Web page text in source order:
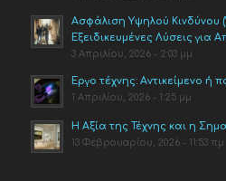
Ασφάλιση Υψηλού Κινδύνου
Εξειδικευμένες Λύσεις για
3 Απριλίου, 2026 - 2:03 μμ
Έργο τέχνης: Αντικείμενο ή
1 Απριλίου, 2026 - 1:25 μμ
Η Αξία της Τέχνης και η
13 Φεβρουαρίου, 2026 - 11:53 πμ